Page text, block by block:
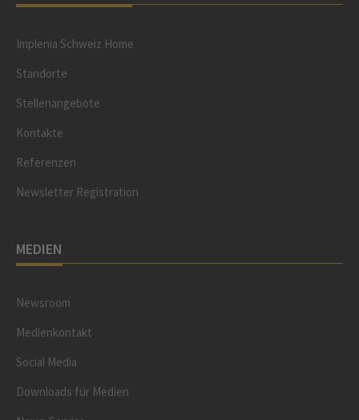
Implenia Schweiz Home
Standorte
Stellenangebote
Kontakte
Referenzen
Newsletter Registration
MEDIEN
Newsroom
Medienkontakt
Social Media
Downloads für Medien